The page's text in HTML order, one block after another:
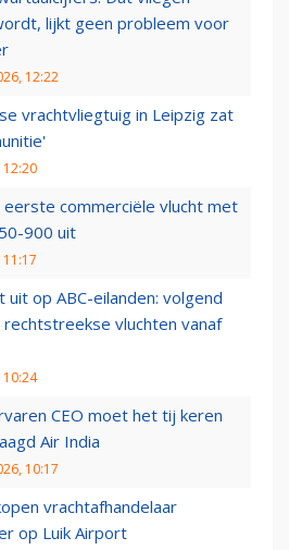
lijkt geen probleem voor
12:22
vrachtvliegtuig in Leipzig zat
12:20
commerciële vlucht met
900 uit
uit op ABC-eilanden: volgend
vluchten vanaf
10:24
CEO moet het tij keren
Air India
10:17
vrachtafhandelaar
op Luik Airport